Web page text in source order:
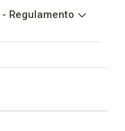
Regulamento